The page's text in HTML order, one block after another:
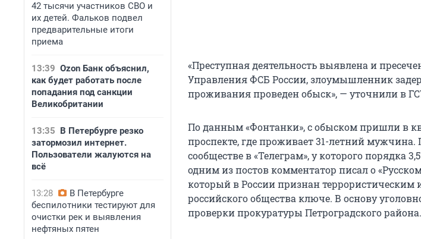
42 тысячи участников СВО и
их детей. Фальков подвел
предварительные итоги
приема
13:39 Ozon Банк объяснил,
как будет работать после
попадания под санкции
Великобритании
13:35 В Петербурге резко
затормозил интернет.
Пользователи жалуются на
всё
13:28
В Петербурге
беспилотники тестируют для
очистки рек и выявления
нефтяных пятен
«Преступная деятельность выявлена и
Управления ФСБ России, злоумышленник
проживания проведен обыск», — уточнили в
По данным «Фонтанки», с обыском пришли в
проспекте, где проживает 31-летний
сообществе в «Телеграм», у которого порядка
одним из постов комментатор писал о
который в России признан террористическим
российского общества ключе. В основу
проверки прокуратуры Петроградского района.